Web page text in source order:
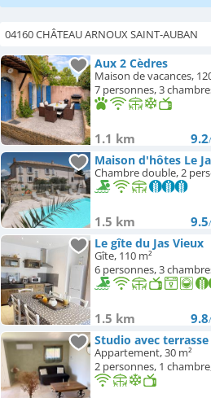
04160 CHÂTEAU ARNOUX SAINT-AUBAN
Aux 2 Cèdres
Maison de vacances,
7 personnes, 3
1.1 km 9.2
Maison d'hôtes Le
Chambre double, 2
1.5 km 9.5
Le gîte du Jas Vieux
Gîte, 110 m²
6 personnes, 3
1.5 km 9.8
Studio avec
Appartement, 30 m²
2 personnes, 1